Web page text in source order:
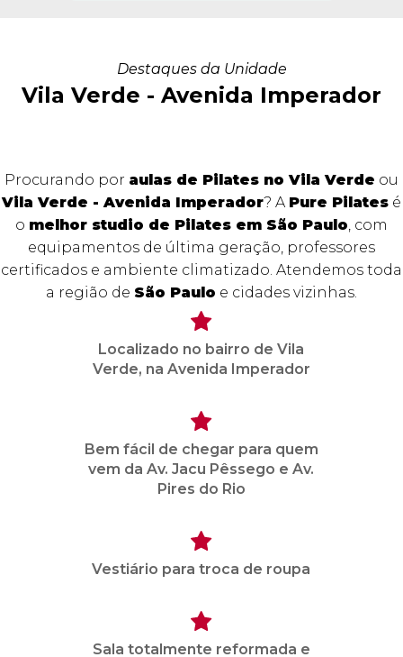
Destaques da Unidade
Vila Verde - Avenida Imperador
Procurando por aulas de Pilates no Vila Verde ou
Vila Verde - Avenida Imperador? A Pure Pilates é
o melhor studio de Pilates em São Paulo, com
equipamentos de última geração, professores
certificados e ambiente climatizado. Atendemos toda
a região de São Paulo e cidades vizinhas.
Localizado no bairro de Vila
Verde, na Avenida Imperador
Bem fácil de chegar para quem
vem da Av. Jacu Pêssego e Av.
Pires do Rio
Vestiário para troca de roupa
Sala totalmente reformada e